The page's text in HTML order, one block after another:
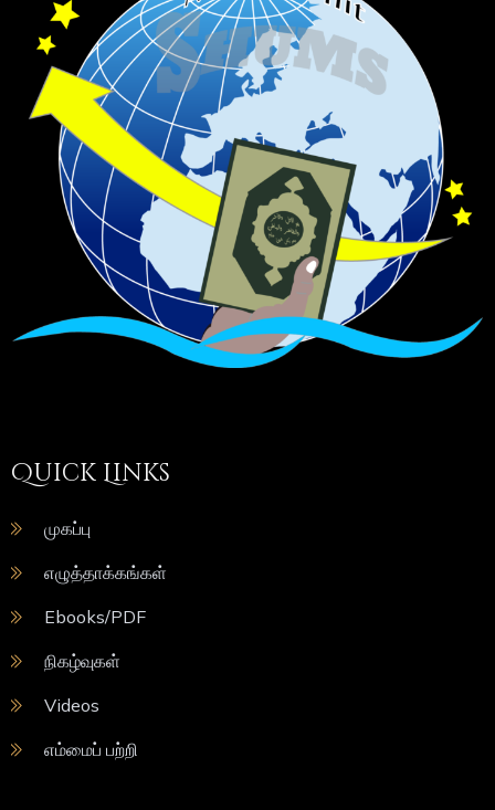
Quick Links
முகப்பு
எழுத்தாக்கங்கள்
Ebooks/PDF
நிகழ்வுகள்
Videos
எம்மைப் பற்றி